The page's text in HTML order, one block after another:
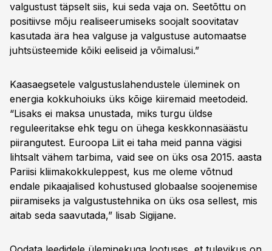
valgustust täpselt siis, kui seda vaja on. Seetõttu on
positiivse mõju realiseerumiseks soojalt soovitatav
kasutada ära hea valguse ja valgustuse automaatse
juhtsüsteemide kõiki eeliseid ja võimalusi.”
Kaasaegsetele valgustuslahendustele üleminek on
energia kokkuhoiuks üks kõige kiiremaid meetodeid.
“Lisaks ei maksa unustada, miks turgu üldse
reguleeritakse ehk tegu on ühega keskkonnasäästu
piirangutest. Euroopa Liit ei taha meid panna vägisi
lihtsalt vähem tarbima, vaid see on üks osa 2015. aasta
Pariisi kliimakokkuleppest, kus me oleme võtnud
endale pikaajalised kohustused globaalse soojenemise
piiramiseks ja valgustustehnika on üks osa sellest, mis
aitab seda saavutada,” lisab Sigijane.